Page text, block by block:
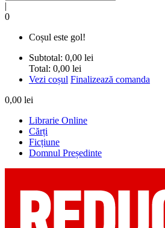
|
0
Coșul este gol!
Subtotal: 0,00 lei
Total: 0,00 lei
Vezi coșul Finalizează comanda
0,00 lei
Librarie Online
Cărți
Ficțiune
Domnul Președinte